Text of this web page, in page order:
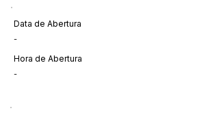
Data de Abertura
-
Hora de Abertura
-